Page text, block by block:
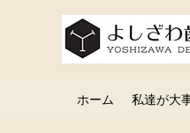
ホーム 私達が大